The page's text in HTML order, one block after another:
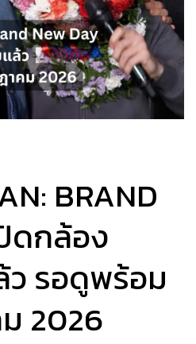
BRAND
ดกล้อง
ว รอดูพร้อม
2026